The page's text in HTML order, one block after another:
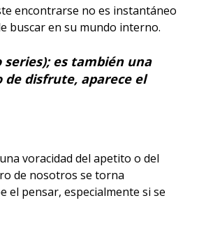
encontrarse no es instantáneo
buscar en su mundo interno.
es también una
de disfrute, aparece el
voracidad del apetito o del
de nosotros se torna
el pensar, especialmente si se